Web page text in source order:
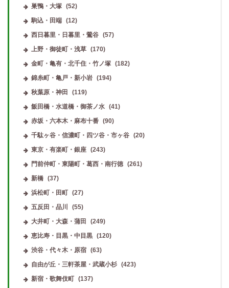
巣鴨・大塚
(52)
駒込・田端
(12)
西日暮里・日暮里・鶯谷
(57)
上野・御徒町・浅草
(170)
金町・亀有・北千住・竹ノ塚
(182)
錦糸町・亀戸・新小岩
(194)
秋葉原・神田
(119)
飯田橋・水道橋・御茶ノ水
(41)
赤坂・六本木・麻布十番
(90)
千駄ヶ谷・信濃町・四ツ谷・市ヶ谷
(20)
東京・有楽町・銀座
(243)
門前仲町・東陽町・葛西・南行徳
(261)
新橋
(37)
浜松町・田町
(27)
五反田・品川
(55)
大井町・大森・蒲田
(249)
恵比寿・目黒・中目黒
(120)
渋谷・代々木・原宿
(63)
自由が丘・三軒茶屋・武蔵小杉
(423)
新宿・歌舞伎町
(137)